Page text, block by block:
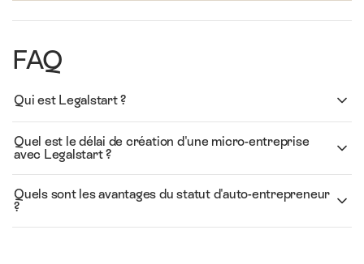
FAQ
Qui est Legalstart ?
Quel est le délai de création d'une micro-entreprise
avec Legalstart ?
Quels sont les avantages du statut d'auto-entrepreneur
?